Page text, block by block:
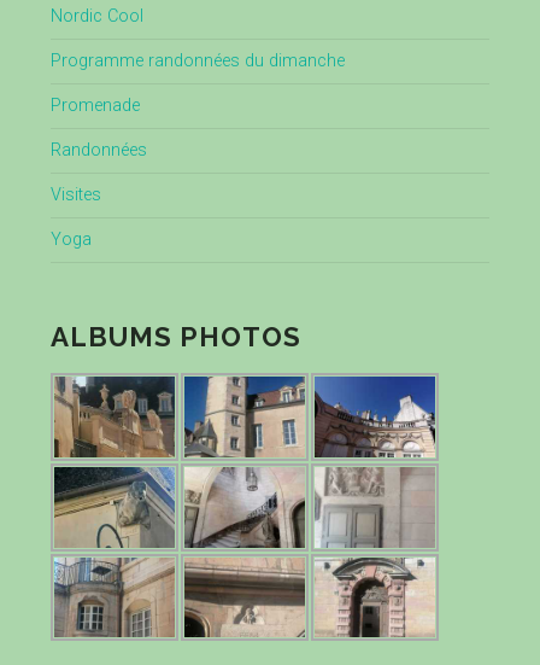
Nordic Cool
Programme randonnées du dimanche
Promenade
Randonnées
Visites
Yoga
ALBUMS PHOTOS